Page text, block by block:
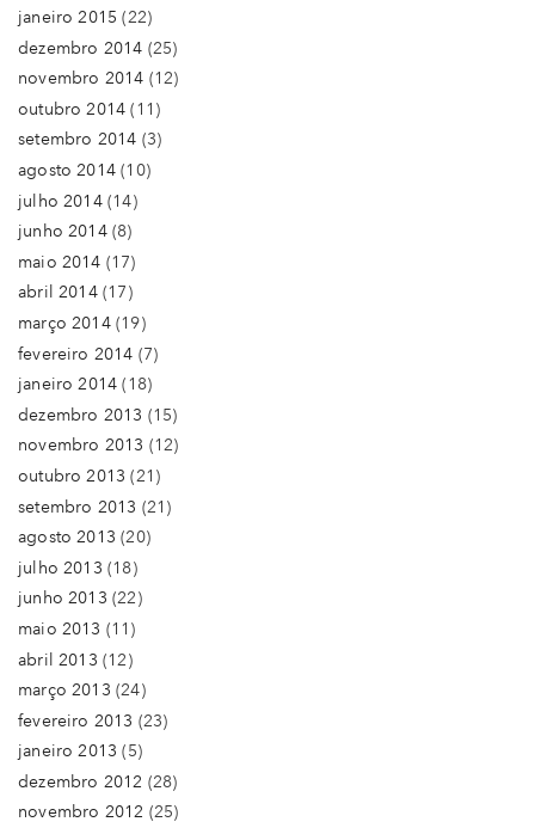
janeiro 2015 (22)
dezembro 2014 (25)
novembro 2014 (12)
outubro 2014 (11)
setembro 2014 (3)
agosto 2014(10)
julho 2014(14)
junho 2014(8)
maio 2014 (17)
abril 2014(17)
março 2014(19)
fevereiro 2014 (7)
janeiro 2014 (18)
dezembro 2013 (15)
novembro 2013 (12)
outubro 2013 (21)
setembro 2013 (21)
agosto 2013 (20)
julho 2013 (18)
junho 2013 (22)
maio 2013 (11)
abril 2013 (12)
março 2013 (24)
fevereiro 2013 (23)
janeiro 2013 (5)
dezembro 2012 (28)
novembro 2012 (25)